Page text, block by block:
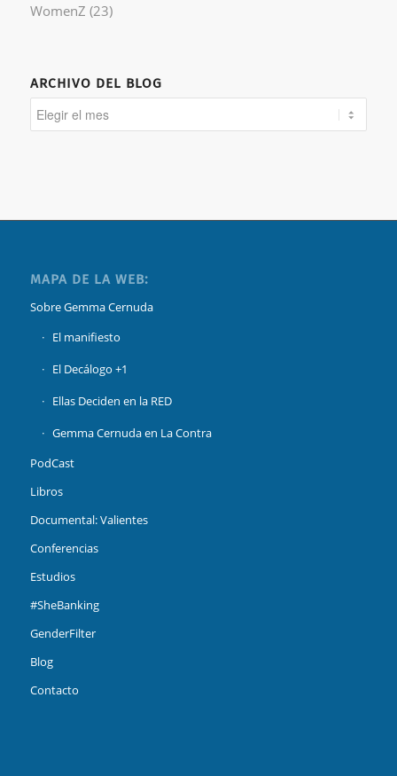
WomenZ (23)
ARCHIVO DEL BLOG
MAPA DE LA WEB:
Sobre Gemma Cernuda
El manifiesto
El Decálogo +1
Ellas Deciden en la RED
Gemma Cernuda en La Contra
PodCast
Libros
Documental: Valientes
Conferencias
Estudios
#SheBanking
GenderFilter
Blog
Contacto